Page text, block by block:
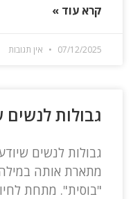
קרא עוד »
07/12/2025 אין תגובות
גבולות
גבולות לנשים
מתארת אותה
"בוסית". מתחת